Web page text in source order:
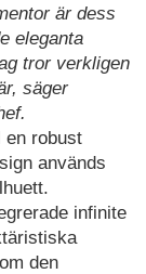
är dess
eleganta
tror verkligen
säger
en robust
används
infinite
den